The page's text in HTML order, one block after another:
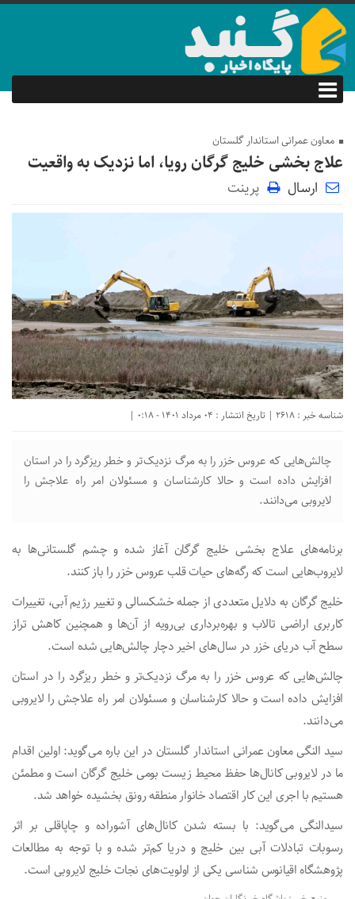
معاون عمرانی استاندار گلستان
علاج بخشی خلیج گرگان رویا، اما نزدیک به واقعیت
ارسال پرینت
شناسه خبر : 2618 | تاریخ انتشار : 04 مرداد 1401 - 0:18 |
چالش‌هایی که عروس خزر را به مرگ نزدیک‌تر و خطر ریزگرد را در استان
افزایش داده است و حالا کارشناسان و مسئولان امر راه علاجش را
لایروبی می‌دانند.
برنامه‌های علاج بخشی خلیج گرگان آغاز شده و چشم گلستانی‌ها به
لایروب‌هایی است که رگه‌های حیات قلب عروس خزر را باز کنند.
خلیج گرگان به دلایل متعددی از جمله خشکسالی و تغییر رژیم آبی، تغییرات
کاربری اراضی تالاب و بهره‌برداری بی‌رویه از آن‌ها و همچنین کاهش تراز
سطح آب دریای خزر در سال‌های اخیر دچار چالش‌هایی شده است.
چالش‌هایی که عروس خزر را به مرگ نزدیک‌تر و خطر ریزگرد را در استان
افزایش داده است و حالا کارشناسان و مسئولان امر راه علاجش را لایروبی
می‌دانند.
سید النگی معاون عمرانی استاندار گلستان در این باره می‌گوید: اولین اقدام
ما در لایروبی کانال‌ها حفظ محیط زیست بومی خلیج گرگان است و مطمئن
هستیم با اجری این کار اقتصاد خانوار منطقه رونق بخشیده خواهد شد.
سیدالنگی می‌گوید: با بسته شدن کانال‌های آشوراده و چاپاقلی بر اثر
رسوبات تبادلات آبی بین خلیج و دریا کم‌تر شده و با توجه به مطالعات
پژوهشگاه اقیانوس شناسی یکی از اولویت‌های نجات خلیج لایروبی است.